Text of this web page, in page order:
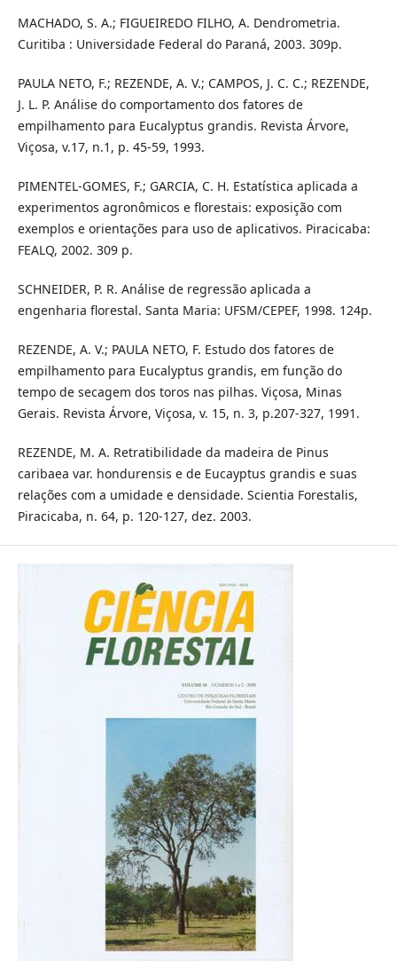
MACHADO, S. A.; FIGUEIREDO FILHO, A. Dendrometria.
Curitiba : Universidade Federal do Paraná, 2003. 309p.
PAULA NETO, F.; REZENDE, A. V.; CAMPOS, J. C. C.; REZENDE,
J. L. P. Análise do comportamento dos fatores de
empilhamento para Eucalyptus grandis. Revista Árvore,
Viçosa, v.17, n.1, p. 45-59, 1993.
PIMENTEL-GOMES, F.; GARCIA, C. H. Estatística aplicada a
experimentos agronômicos e florestais: exposição com
exemplos e orientações para uso de aplicativos. Piracicaba:
FEALQ, 2002. 309 p.
SCHNEIDER, P. R. Análise de regressão aplicada a
engenharia florestal. Santa Maria: UFSM/CEPEF, 1998. 124p.
REZENDE, A. V.; PAULA NETO, F. Estudo dos fatores de
empilhamento para Eucalyptus grandis, em função do
tempo de secagem dos toros nas pilhas. Viçosa, Minas
Gerais. Revista Árvore, Viçosa, v. 15, n. 3, p.207-327, 1991.
REZENDE, M. A. Retratibilidade da madeira de Pinus
caribaea var. hondurensis e de Eucayptus grandis e suas
relações com a umidade e densidade. Scientia Forestalis,
Piracicaba, n. 64, p. 120-127, dez. 2003.